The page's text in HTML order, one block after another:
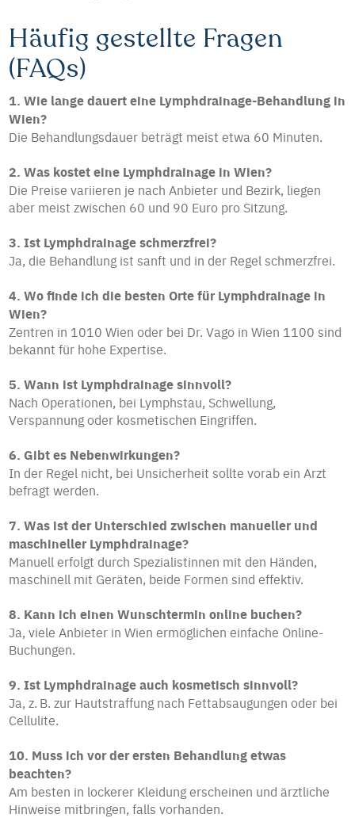
Häufig gestellte Fragen
(FAQs)
1. Wie lange dauert eine Lymphdrainage-Behandlung in
Wien?
Die Behandlungsdauer beträgt meist etwa 60 Minuten.
2. Was kostet eine Lymphdrainage in Wien?
Die Preise variieren je nach Anbieter und Bezirk, liegen
aber meist zwischen 60 und 90 Euro pro Sitzung.
3. Ist Lymphdrainage schmerzfrei?
Ja, die Behandlung ist sanft und in der Regel schmerzfrei.
4. Wo finde ich die besten Orte für Lymphdrainage in
Wien?
Zentren in 1010 Wien oder bei Dr. Vago in Wien 1100 sind
bekannt für hohe Expertise.
5. Wann ist Lymphdrainage sinnvoll?
Nach Operationen, bei Lymphstau, Schwellung,
Verspannung oder kosmetischen Eingriffen.
6. Gibt es Nebenwirkungen?
In der Regel nicht, bei Unsicherheit sollte vorab ein Arzt
befragt werden.
7. Was ist der Unterschied zwischen manueller und
maschineller Lymphdrainage?
Manuell erfolgt durch Spezialistinnen mit den Händen,
maschinell mit Geräten, beide Formen sind effektiv.
8. Kann ich einen Wunschtermin online buchen?
Ja, viele Anbieter in Wien ermöglichen einfache Online-
Buchungen.
9. Ist Lymphdrainage auch kosmetisch sinnvoll?
Ja, z. B. zur Hautstraffung nach Fettabsaugungen oder bei
Cellulite.
10. Muss ich vor der ersten Behandlung etwas
beachten?
Am besten in lockerer Kleidung erscheinen und ärztliche
Hinweise mitbringen, falls vorhanden.